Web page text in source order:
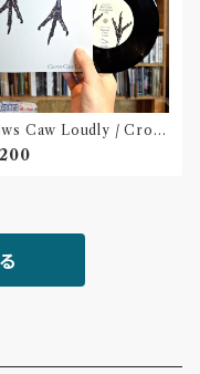
Caw Loudly / Crow
Loudly(2枚組 7 inch)